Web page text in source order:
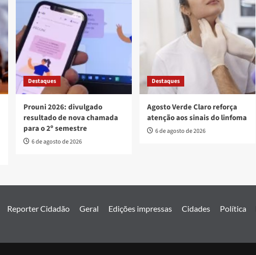
Destaques
Prouni 2026: divulgado
resultado de nova chamada
para o 2º semestre
6 de agosto de 2026
Destaques
Agosto Verde Claro reforça
atenção aos sinais do linfoma
6 de agosto de 2026
Reporter Cidadão Geral Edições impressas Cidades Política